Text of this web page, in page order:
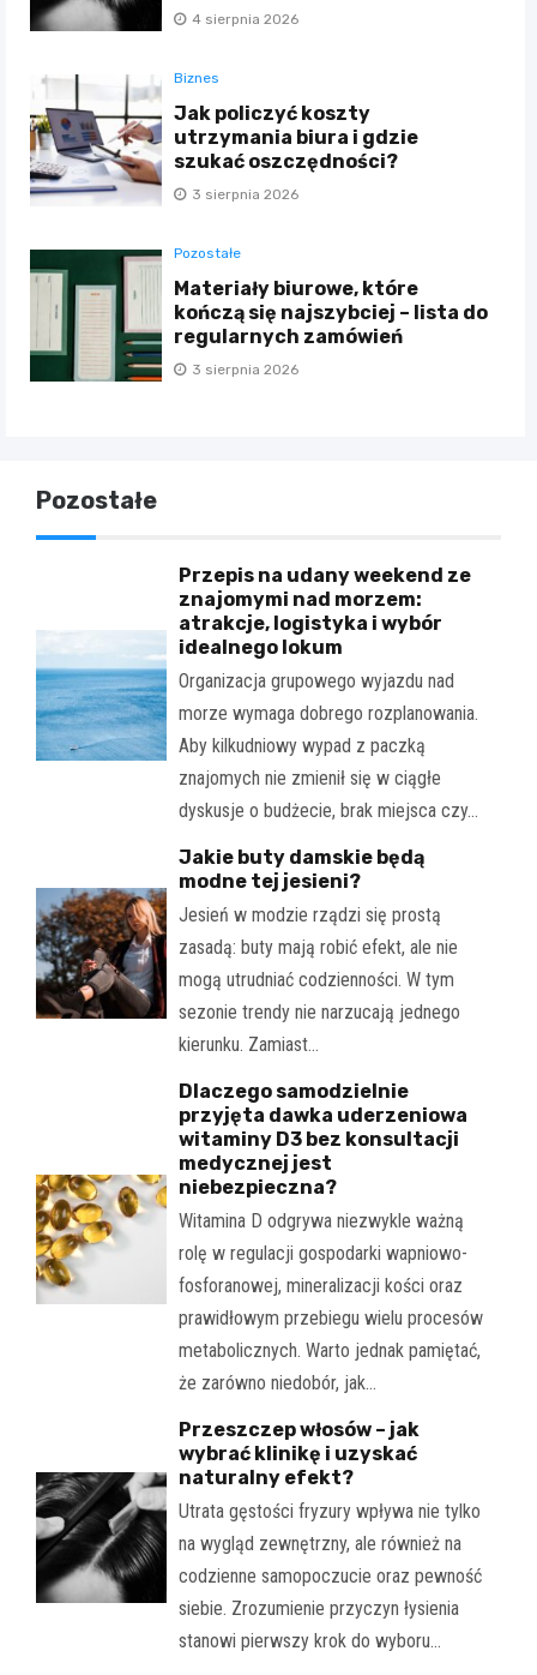
4 sierpnia 2026
Biznes
Jak policzyć koszty
utrzymania biura i gdzie
szukać oszczędności?
3 sierpnia 2026
Pozostałe
Materiały biurowe, które
kończą się najszybciej – lista do
regularnych zamówień
3 sierpnia 2026
Pozostałe
Przepis na udany weekend ze
znajomymi nad morzem:
atrakcje, logistyka i wybór
idealnego lokum
Organizacja grupowego wyjazdu nad
morze wymaga dobrego rozplanowania.
Aby kilkudniowy wypad z paczką
znajomych nie zmienił się w ciągłe
dyskusje o budżecie, brak miejsca czy…
Jakie buty damskie będą
modne tej jesieni?
Jesień w modzie rządzi się prostą
zasadą: buty mają robić efekt, ale nie
mogą utrudniać codzienności. W tym
sezonie trendy nie narzucają jednego
kierunku. Zamiast…
Dlaczego samodzielnie
przyjęta dawka uderzeniowa
witaminy D3 bez konsultacji
medycznej jest
niebezpieczna?
Witamina D odgrywa niezwykle ważną
rolę w regulacji gospodarki wapniowo-
fosforanowej, mineralizacji kości oraz
prawidłowym przebiegu wielu procesów
metabolicznych. Warto jednak pamiętać,
że zarówno niedobór, jak…
Przeszczep włosów – jak
wybrać klinikę i uzyskać
naturalny efekt?
Utrata gęstości fryzury wpływa nie tylko
na wygląd zewnętrzny, ale również na
codzienne samopoczucie oraz pewność
siebie. Zrozumienie przyczyn łysienia
stanowi pierwszy krok do wyboru…